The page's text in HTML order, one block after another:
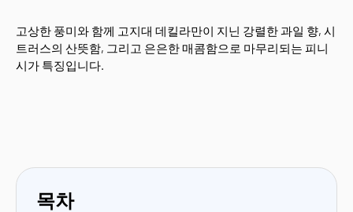
고상한 풍미와 함께 고지대 데킬라만이 지닌 강렬한 과일 향, 시
트러스의 산뜻함, 그리고 은은한 매콤함으로 마무리되는 피니
시가 특징입니다.
목차